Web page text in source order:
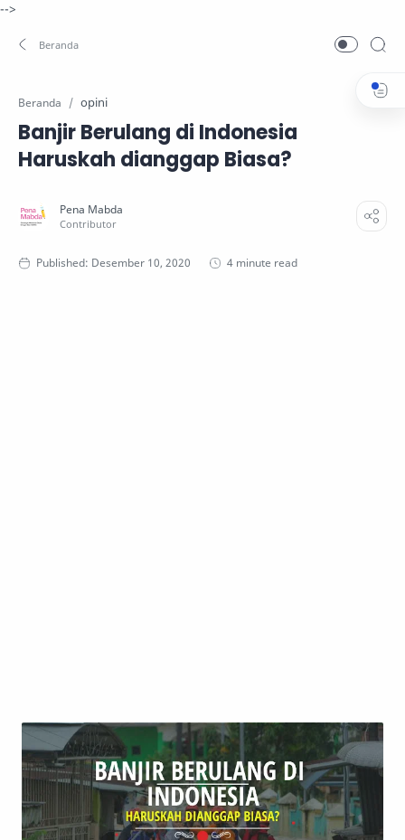
-->
Beranda opini
Banjir Berulang di Indonesia
Haruskah dianggap Biasa?
4 minute read